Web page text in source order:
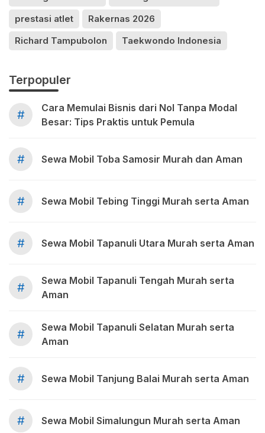
prestasi atlet
Rakernas 2026
Richard Tampubolon
Taekwondo Indonesia
Terpopuler
#
Cara Memulai Bisnis dari Nol Tanpa Modal
Besar: Tips Praktis untuk Pemula
# Sewa Mobil Toba Samosir Murah dan Aman
# Sewa Mobil Tebing Tinggi Murah serta Aman
# Sewa Mobil Tapanuli Utara Murah serta Aman
#
Sewa Mobil Tapanuli Tengah Murah serta
Aman
#
Sewa Mobil Tapanuli Selatan Murah serta
Aman
# Sewa Mobil Tanjung Balai Murah serta Aman
# Sewa Mobil Simalungun Murah serta Aman